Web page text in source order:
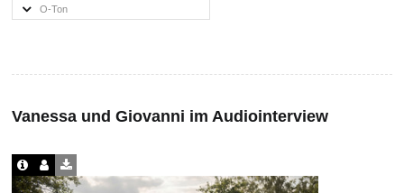
O-Ton
Vanessa und Giovanni im Audiointerview